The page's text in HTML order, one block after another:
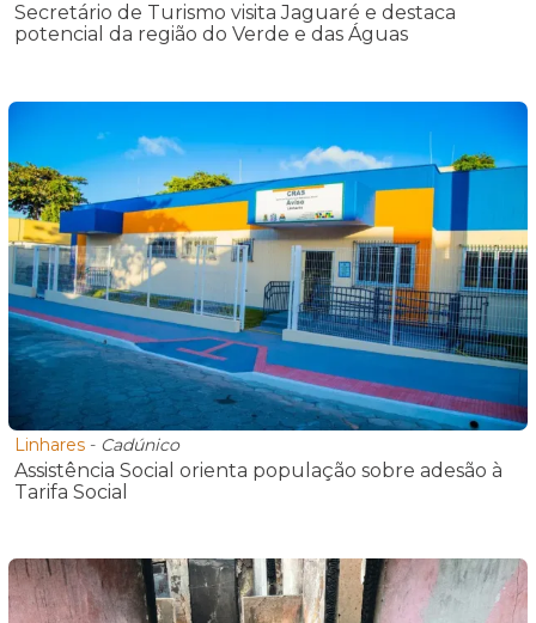
Secretário de Turismo visita Jaguaré e destaca
potencial da região do Verde e das Águas
Linhares - Cadúnico
Assistência Social orienta população sobre adesão à
Tarifa Social